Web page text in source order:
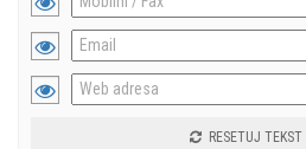
RESETUJ